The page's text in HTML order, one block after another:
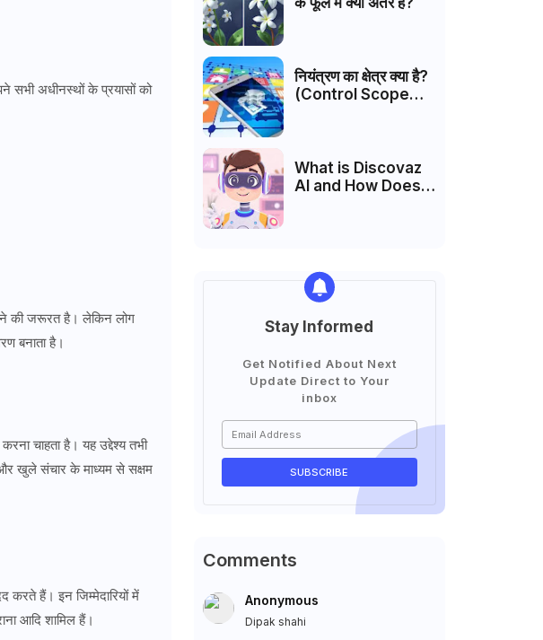
सभी अधीनस्थों के प्रयासों को
की जरूरत है। लेकिन लोग
बनाता है।
चाहता है। यह उद्देश्य तभी
और खुले संचार के माध्यम से सक्षम
करते हैं। इन जिम्मेदारियों में
आदि शामिल हैं।
नियंत्रण का क्षेत्र क्या है?
(Control Scope
What is Discovaz
AI and How Does It
Stay Informed
Get Notified About Next
Update Direct to Your
inbox
Comments
Anonymous
Dipak shahi